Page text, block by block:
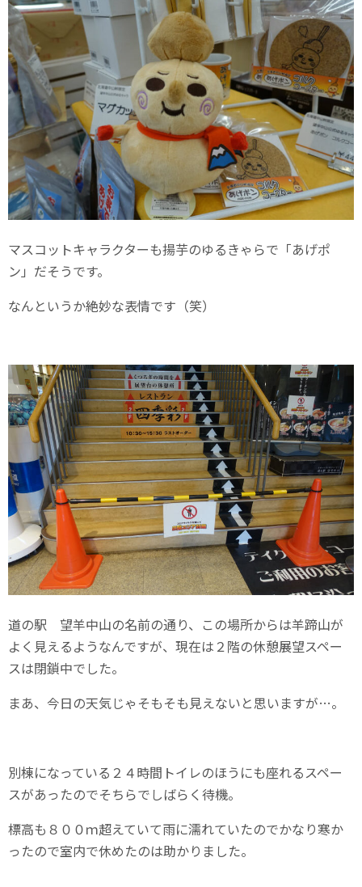
マスコットキャラクターも揚芋のゆるきゃらで「あげポ
ン」だそうです。
なんというか絶妙な表情です（笑）
道の駅 望羊中山の名前の通り、この場所からは羊蹄山が
よく見えるようなんですが、現在は２階の休憩展望スペー
スは閉鎖中でした。
まあ、今日の天気じゃそもそも見えないと思いますが…。
別棟になっている２４時間トイレのほうにも座れるスペー
スがあったのでそちらでしばらく待機。
標高も８００ｍ超えていて雨に濡れていたのでかなり寒か
ったので室内で休めたのは助かりました。